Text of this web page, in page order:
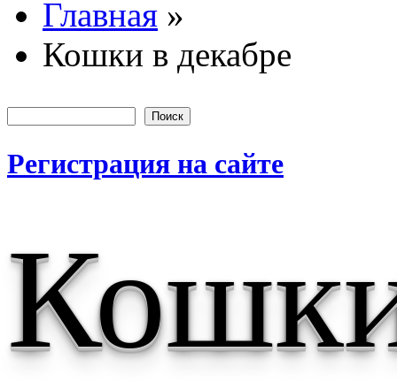
Вы здесь
Главная »
Кошки в декабре
Форма
Регистрация на сайте